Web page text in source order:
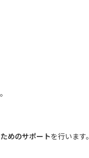
めのサポートを行います。